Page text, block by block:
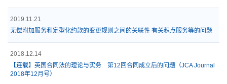
2019.11.21
无偿附加服务和定型化约款的变更规则之间的关联性 有关积点服务等的问题
2018.12.14
【连载】英国合同法的理论与实务 第12回合同成立后的问题（JCA Journal
2018年12月号）